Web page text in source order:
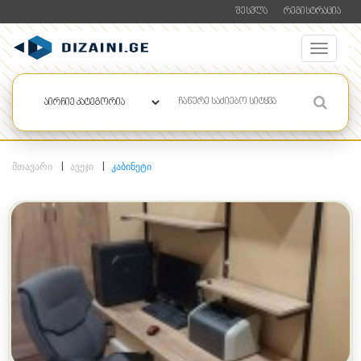
ᲨᲔᲡᲕᲚᲐ ᲠᲔᲒᲘᲡᲢᲠᲐᲪᲘᲐ
ᲛᲗᲐᲕᲐᲠᲘ ᲐᲕᲔᲯᲘ ᲙᲐᲑᲘᲜᲔᲢᲘ